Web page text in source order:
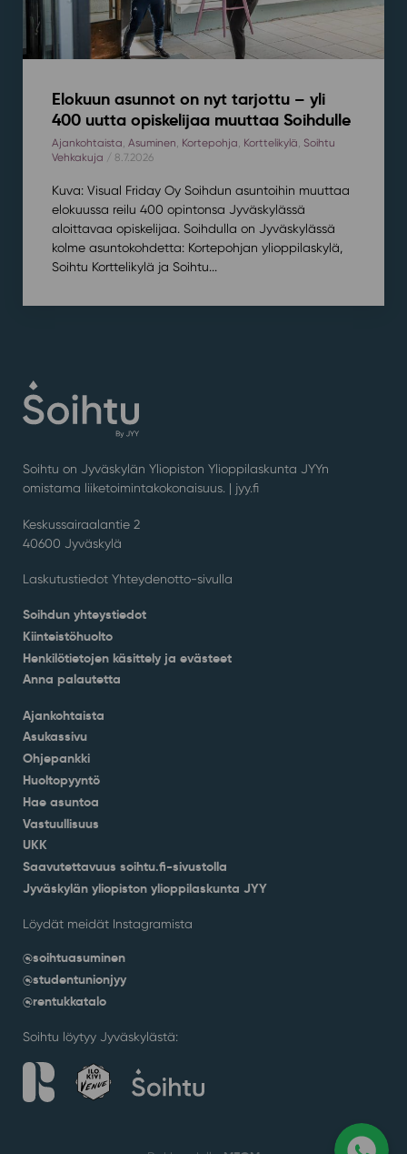
Elokuun asunnot on nyt tarjottu – yli
400 uutta opiskelijaa muuttaa Soihdulle
Ajankohtaista, Asuminen, Kortepohja, Korttelikylä, Soihtu
Vehkakuja / 8.7.2026
Kuva: Visual Friday Oy Soihdun asuntoihin muuttaa
elokuussa reilu 400 opintonsa Jyväskylässä
aloittavaa opiskelijaa. Soihdulla on Jyväskylässä
kolme asuntokohdetta: Kortepohjan ylioppilaskylä,
Soihtu Korttelikylä ja Soihtu...
Soihtu on Jyväskylän Yliopiston Ylioppilaskunta JYYn
omistama liiketoimintakokonaisuus. | jyy.fi
Keskussairaalantie 2
40600 Jyväskylä
Laskutustiedot Yhteydenotto-sivulla
Soihdun yhteystiedot
Kiinteistöhuolto
Henkilötietojen käsittely ja evästeet
Anna palautetta
Ajankohtaista
Asukassivu
Ohjepankki
Huoltopyyntö
Hae asuntoa
Vastuullisuus
UKK
Saavutettavuus soihtu.fi-sivustolla
Jyväskylän yliopiston ylioppilaskunta JYY
Löydät meidät Instagramista
@soihtuasuminen
@studentunionjyy
@rentukkatalo
Soihtu löytyy Jyväskylästä: